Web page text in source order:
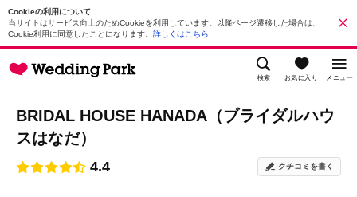
Cookieの利用について
当サイトはサービス向上のためCookieを利用しています。以降ページ遷移した場合は、
Cookie利用に同意したことになります。 詳しくはこちら
検索 お気に入り メニュー
BRIDAL HOUSE HANADA（ブライダルハウ
スはなだ）
4.4 クチコミを書く